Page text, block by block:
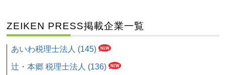
ZEIKEN PRESS掲載企業一覧
あいわ税理士法人 (145)
辻・本郷 税理士法人 (136)